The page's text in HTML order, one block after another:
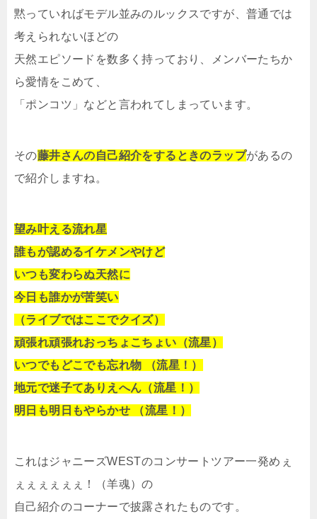
黙っていればモデル並みのルックスですが、普通では
考えられないほどの
天然エピソードを数多く持っており、メンバーたちか
ら愛情をこめて、
「ポンコツ」などと言われてしまっています。
その藤井さんの自己紹介をするときのラップがあるの
で紹介しますね。
望み叶える流れ星
誰もが認めるイケメンやけど
いつも変わらぬ天然に
今日も誰かが苦笑い
（ライブではここでクイズ）
頑張れ頑張れおっちょこちょい（流星）
いつでもどこでも忘れ物 （流星！）
地元で迷子てありえへん（流星！）
明日も明日もやらかせ （流星！）
これはジャニーズWESTのコンサートツアー一発めぇ
ぇぇぇぇぇぇ！（羊魂）の
自己紹介のコーナーで披露されたものです。